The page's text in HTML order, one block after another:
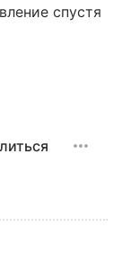
спустя